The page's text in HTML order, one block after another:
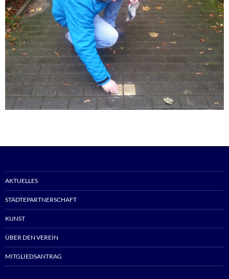
AKTUELLES
STÄDTEPARTNERSCHAFT
KUNST
ÜBER DEN VEREIN
MITGLIEDSANTRAG